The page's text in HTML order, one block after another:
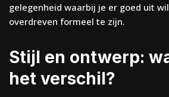
gelegenheid waarbij je er goed uit
overdreven formeel te zijn.
Stijl en ontwerp:
het verschil?